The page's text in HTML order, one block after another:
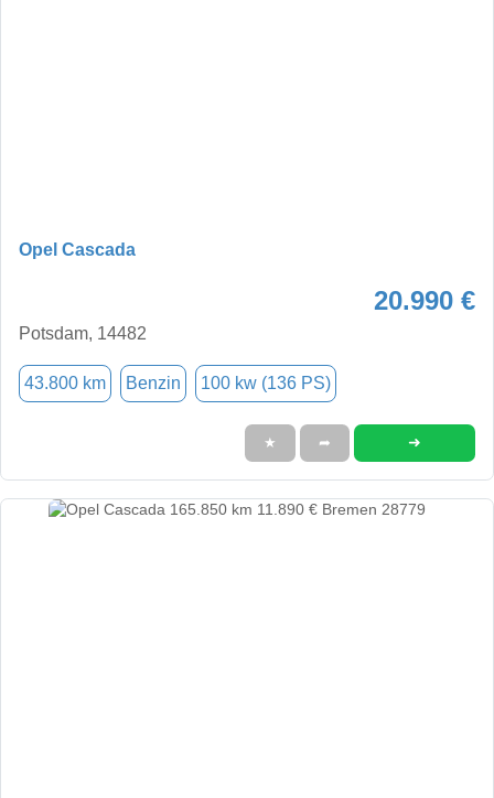
Opel Cascada
20.990 €
Potsdam, 14482
43.800 km Benzin 100 kw (136 PS)
★ ➦ ➜